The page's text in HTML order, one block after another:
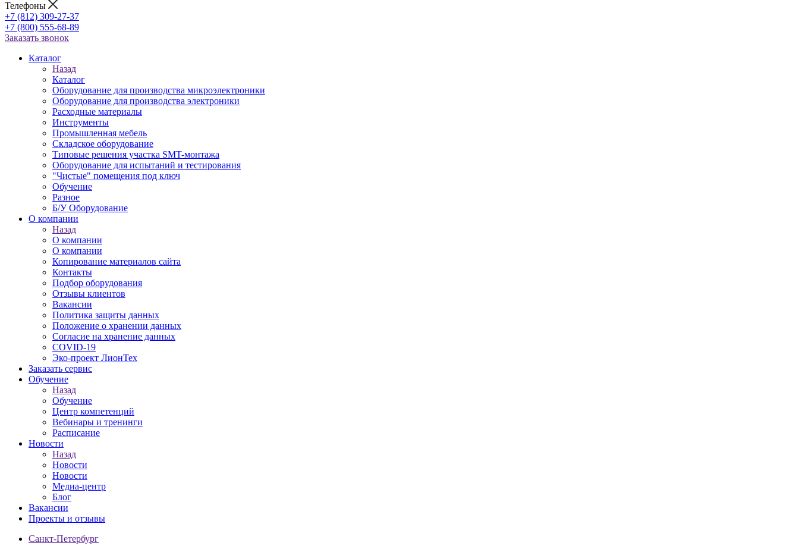
Телефоны
+7 (812) 309-27-37
+7 (800) 555-68-89
Заказать звонок
Каталог
Назад
Каталог
Оборудование для производства микроэлектроники
Оборудование для производства электроники
Расходные материалы
Инструменты
Промышленная мебель
Складское оборудование
Типовые решения участка SMT-монтажа
Оборудование для испытаний и тестирования
"Чистые" помещения под ключ
Обучение
Разное
Б/У Оборудование
О компании
Назад
О компании
О компании
Копирование материалов сайта
Контакты
Подбор оборудования
Отзывы клиентов
Вакансии
Политика защиты данных
Положение о хранении данных
Согласие на хранение данных
COVID-19
Эко-проект ЛионТех
Заказать сервис
Обучение
Назад
Обучение
Центр компетенций
Вебинары и тренинги
Расписание
Новости
Назад
Новости
Новости
Медиа-центр
Блог
Вакансии
Проекты и отзывы
Санкт-Петербург